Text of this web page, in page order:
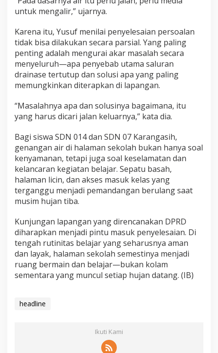
untuk mengalir,” ujarnya.
Karena itu, Yusuf menilai penyelesaian persoalan
tidak bisa dilakukan secara parsial. Yang paling
penting adalah mengurai akar masalah secara
menyeluruh—apa penyebab utama saluran
drainase tertutup dan solusi apa yang paling
memungkinkan diterapkan di lapangan.
“Masalahnya apa dan solusinya bagaimana, itu
yang harus dicari jalan keluarnya,” kata dia.
Bagi siswa SDN 014 dan SDN 07 Karangasih,
genangan air di halaman sekolah bukan hanya soal
kenyamanan, tetapi juga soal keselamatan dan
kelancaran kegiatan belajar. Sepatu basah,
halaman licin, dan akses masuk kelas yang
terganggu menjadi pemandangan berulang saat
musim hujan tiba.
Kunjungan lapangan yang direncanakan DPRD
diharapkan menjadi pintu masuk penyelesaian. Di
tengah rutinitas belajar yang seharusnya aman
dan layak, halaman sekolah semestinya menjadi
ruang bermain dan belajar—bukan kolam
sementara yang muncul setiap hujan datang. (IB)
headline
Ikuti Kami